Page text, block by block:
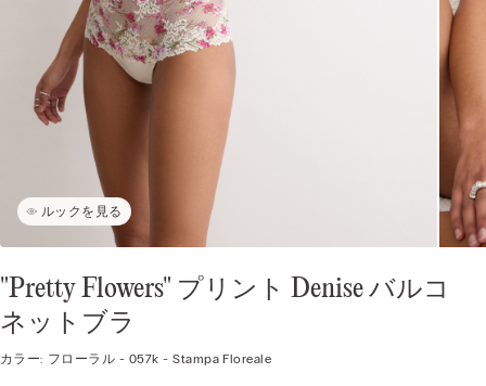
ルックを見る
"Pretty Flowers" プリント Denise バルコ
ネットブラ
カラー: フローラル - 057k - Stampa Floreale